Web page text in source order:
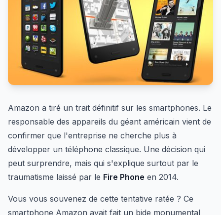
Amazon a tiré un trait définitif sur les smartphones. Le
responsable des appareils du géant américain vient de
confirmer que l'entreprise ne cherche plus à
développer un téléphone classique. Une décision qui
peut surprendre, mais qui s'explique surtout par le
traumatisme laissé par le Fire Phone en 2014.
Vous vous souvenez de cette tentative ratée ? Ce
smartphone Amazon avait fait un bide monumental